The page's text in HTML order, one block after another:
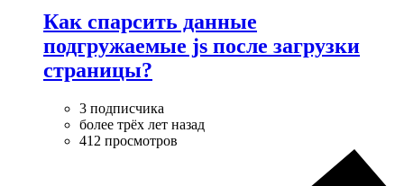
Как спарсить данные
подгружаемые js после загрузки
страницы?
3 подписчика
более трёх лет назад
412 просмотров